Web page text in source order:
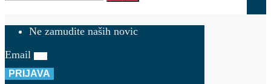
Ne zamudite naših novic
Email
PRIJAVA